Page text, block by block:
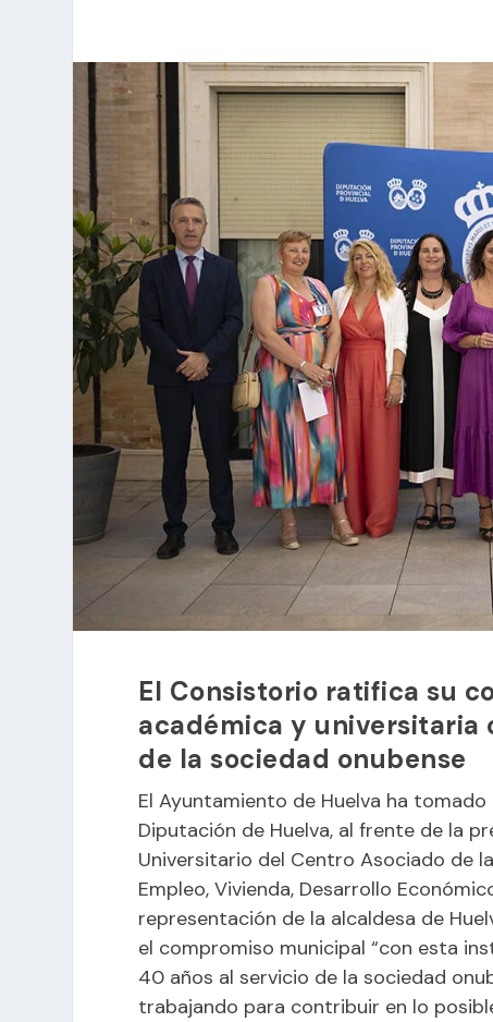
El Consistorio ratifica su
académica y universitaria
de la sociedad onubense
El Ayuntamiento de Huelva ha
Diputación de Huelva, al frente de la
Universitario del Centro Asociado de
Empleo, Vivienda, Desarrollo
representación de la alcaldesa de
el compromiso municipal “con esta
40 años al servicio de la sociedad
trabajando para contribuir en lo